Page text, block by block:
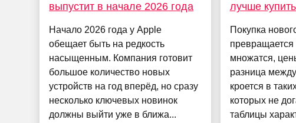
выпустит в начале 2026 года
Начало 2026 года у Apple
обещает быть на редкость
насыщенным. Компания готовит
большое количество новых
устройств на год вперёд, но сразу
несколько ключевых новинок
должны выйти уже в ближа...
лучше
Покупка
превращается
множатся,
разница
кроется в
которых не
таблицы